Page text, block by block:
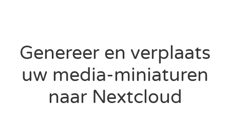
Genereer en verplaats
uw media-miniaturen
naar Nextcloud